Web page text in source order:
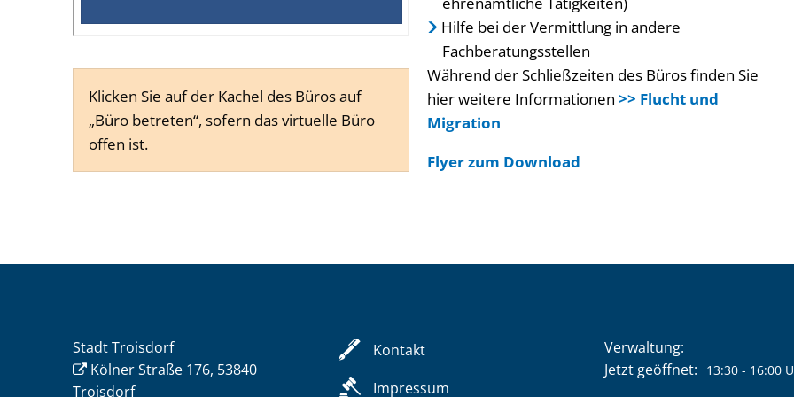
Klicken Sie auf der Kachel des Büros auf
„Büro betreten“, sofern das virtuelle Büro
offen ist.
Hilfe bei der Vermittlung in andere
Fachberatungsstellen
Während der Schließzeiten des Büros finden Sie
hier weitere Informationen >> Flucht und
Migration
Flyer zum Download
Stadt Troisdorf
Kölner Straße 176, 53840
Troisdorf
Kontakt
Impressum
Verwaltung:
Klicken, um weitere
Jetzt geöffnet: 13:30 - 16:00